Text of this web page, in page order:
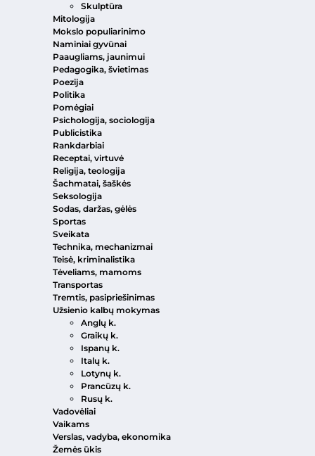
Skulptūra
Mitologija
Mokslo populiarinimo
Naminiai gyvūnai
Paaugliams, jaunimui
Pedagogika, švietimas
Poezija
Politika
Pomėgiai
Psichologija, sociologija
Publicistika
Rankdarbiai
Receptai, virtuvė
Religija, teologija
Šachmatai, šaškės
Seksologija
Sodas, daržas, gėlės
Sportas
Sveikata
Technika, mechanizmai
Teisė, kriminalistika
Tėveliams, mamoms
Transportas
Tremtis, pasipriešinimas
Užsienio kalbų mokymas
Anglų k.
Graikų k.
Ispanų k.
Italų k.
Lotynų k.
Prancūzų k.
Rusų k.
Vadovėliai
Vaikams
Verslas, vadyba, ekonomika
Žemės ūkis